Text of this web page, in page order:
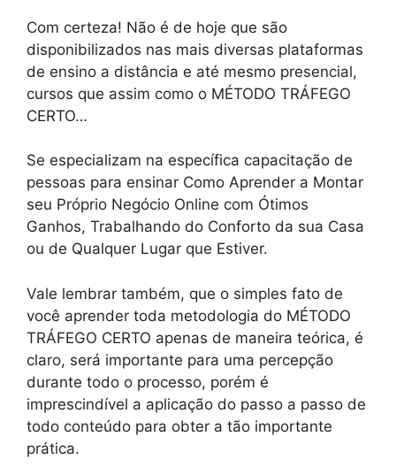
Com certeza! Não é de hoje que são
disponibilizados nas mais diversas plataformas
de ensino a distância e até mesmo presencial,
cursos que assim como o MÉTODO TRÁFEGO
CERTO…
Se especializam na específica capacitação de
pessoas para ensinar Como Aprender a Montar
seu Próprio Negócio Online com Ótimos
Ganhos, Trabalhando do Conforto da sua Casa
ou de Qualquer Lugar que Estiver.
Vale lembrar também, que o simples fato de
você aprender toda metodologia do MÉTODO
TRÁFEGO CERTO apenas de maneira teórica, é
claro, será importante para uma percepção
durante todo o processo, porém é
imprescindível a aplicação do passo a passo de
todo conteúdo para obter a tão importante
prática.